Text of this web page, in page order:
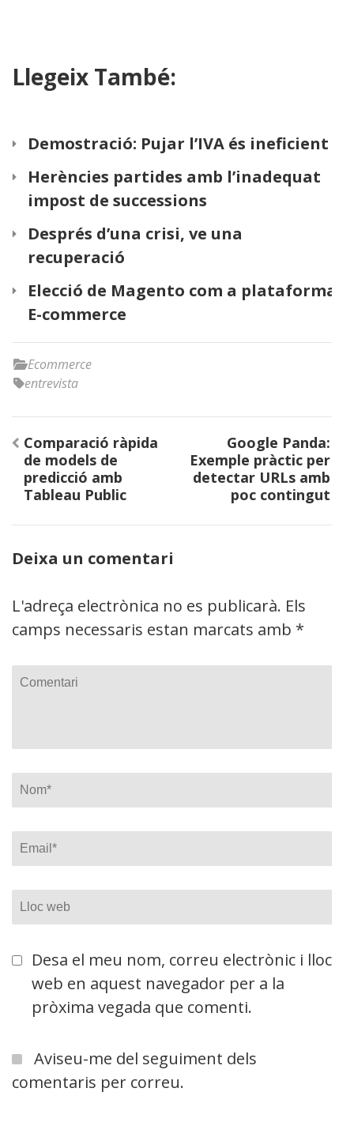
Llegeix També:
Demostració: Pujar l’IVA és ineficient
Herències partides amb l’inadequat
impost de successions
Després d’una crisi, ve una
recuperació
Elecció de Magento com a plataforma
E-commerce
Ecommerce
entrevista
Navegació
d'entrades
Comparació ràpida
de models de
predicció amb
Tableau Public
Google Panda:
Exemple pràctic per
detectar URLs amb
poc contingut
Deixa un comentari
L'adreça electrònica no es publicarà. Els
camps necessaris estan marcats amb *
Comentari
Nom*
Email*
Lloc
web
Desa el meu nom, correu electrònic i lloc
web en aquest navegador per a la
pròxima vegada que comenti.
Aviseu-me del seguiment dels
comentaris per correu.